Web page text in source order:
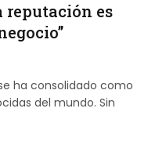
reputación es
ha consolidado como
del mundo. Sin